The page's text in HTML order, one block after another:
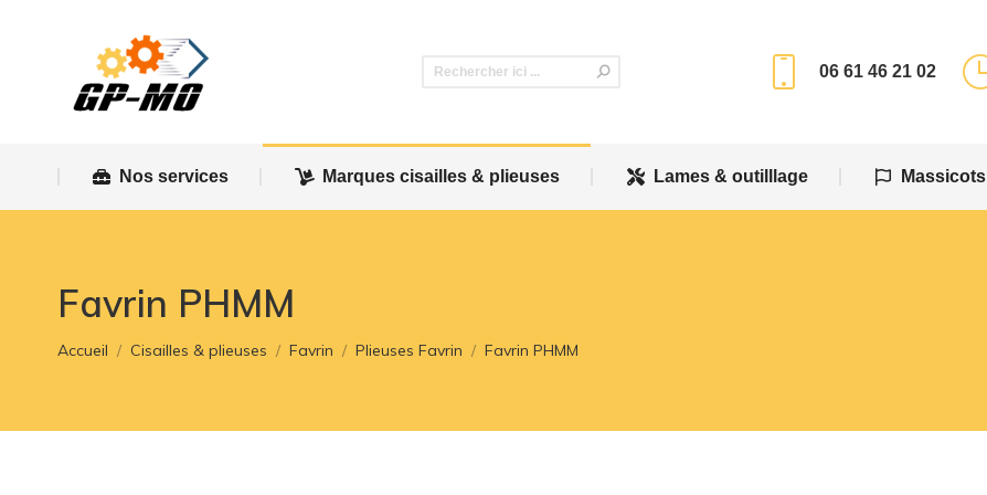
06 61 46 21 02
Nos services Marques cisailles & plieuses Lames & outilllage Massicots
Favrin PHMM
Vous êtes ici :
Accueil Cisailles & plieuses Favrin Plieuses Favrin Favrin PHMM
Nos services